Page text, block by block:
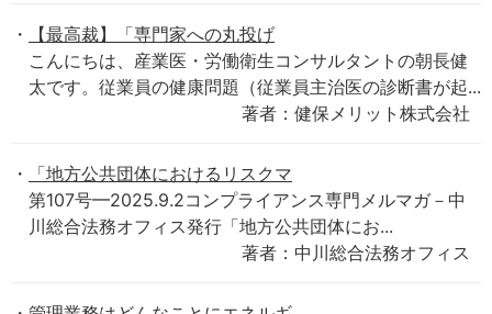
【最高裁】「専門家への丸投げ
こんにちは、産業医・労働衛生コンサルタントの朝長健
太です。従業員の健康問題（従業員主治医の診断書が起...
著者：健保メリット株式会社
「地方公共団体におけるリスクマ
第107号━2025.9.2コンプライアンス専門メルマガ－中
川総合法務オフィス発行「地方公共団体にお...
著者：中川総合法務オフィス